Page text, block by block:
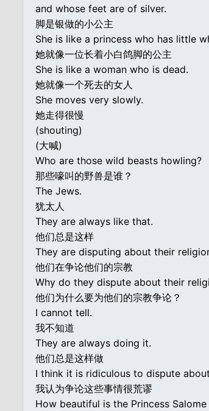
and whose feet are of silver.
脚是银做的小公主
She is like a princess who has little
她就像一位长着小白鸽脚的公主
She is like a woman who is dead.
她就像一个死去的女人
She moves very slowly.
她走得很慢
(shouting)
(大喊)
Who are those wild beasts howling?
那些嚎叫的野兽是谁？
The Jews.
犹太人
They are always like that.
他们总是这样
They are disputing about their
他们在争论他们的宗教
Why do they dispute about their
他们为什么要为他们的宗教争论？
I cannot tell.
我不知道
They are always doing it.
他们总是这样做
I think it is ridiculous to dispute
我认为争论这些事情很荒谬
How beautiful is the Princess